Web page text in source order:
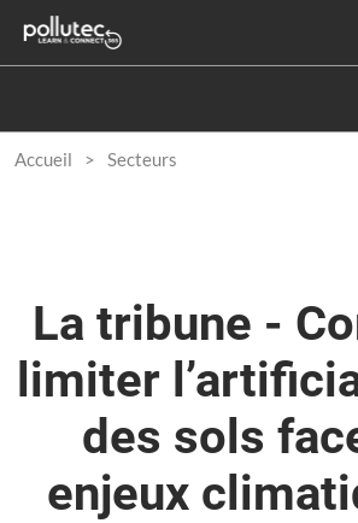
Accéder
au
contenu
Accueil Secteurs
La tribune -
limiter
des sols
enjeux